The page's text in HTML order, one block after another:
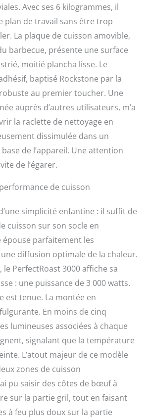
inoxydable. Pour éviter
que le feu ne s'éteigne
ou ne se propage.
Protège également contre
les éclaboussures. Deux
zones de cuisson avec
contrôle de température
indépendant grâce à ses
l'aliment, il permet de
cuisiner
indépendamment sur
chaque plaque en
ajustant le temps et la
température pour
obtenir les résultats
souhaités. Dispose de 6
par zone.
Avec ses 6 kilogrammes, il
plan de travail sans être trop
La plaque de cuisson amovible,
barbecue, présente une surface
moitié plancha lisse. Le
baptisé Rockstone par la
au premier toucher. Une
auprès d’autres utilisateurs, m’a
la raclette de nettoyage en
dissimulée dans un
de l’appareil. Une attention
de l’égarer.
de cuisson
simplicité enfantine : il suffit de
cuisson sur son socle en
épouse parfaitement les
diffusion optimale de la chaleur.
PerfectRoast 3000 affiche sa
: une puissance de 3 000 watts.
est tenue. La montée en
En moins de cinq
lumineuses associées à chaque
signalant que la température
L’atout majeur de ce modèle
zones de cuisson
pu saisir des côtes de bœuf à
sur la partie gril, tout en faisant
à feu plus doux sur la partie